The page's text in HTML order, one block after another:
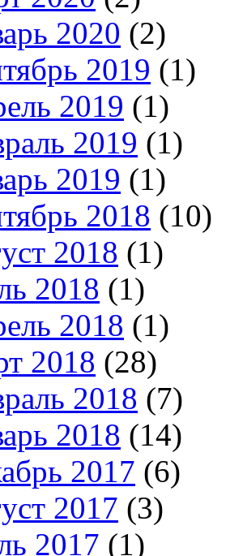
2020 (2)
2019 (1)
2019 (1)
2019 (1)
2019 (1)
2018 (10)
2018 (1)
2018 (1)
2018 (1)
2018 (28)
2018 (7)
2018 (14)
2017 (6)
2017 (3)
2017 (1)